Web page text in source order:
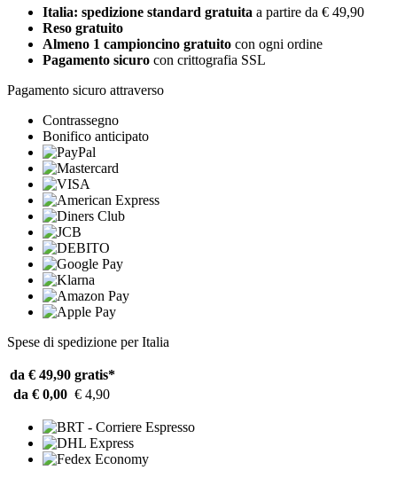
Italia: spedizione standard gratuita a partire da € 49,90
Reso gratuito
Almeno 1 campioncino gratuito con ogni ordine
Pagamento sicuro con crittografia SSL
Pagamento sicuro attraverso
Contrassegno
Bonifico anticipato
Spese di spedizione per Italia
da € 49,90 gratis*
da € 0,00 € 4,90